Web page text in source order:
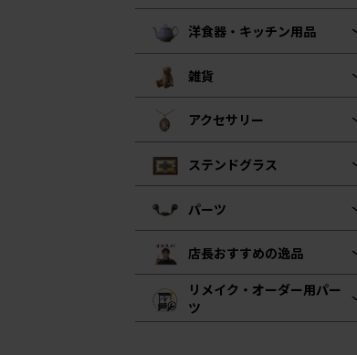
洋食器・キッチン用品
雑貨
アクセサリー
ステンドグラス
パーツ
店長おすすめの逸品
リメイク・オーダー用パー
ツ